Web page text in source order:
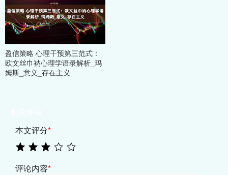
盈信策略 心理干预第三范式：
欧文丝巾衲心理学语录解析_玛
姆斯_意义_存在主义
本文评分*
评论内容*